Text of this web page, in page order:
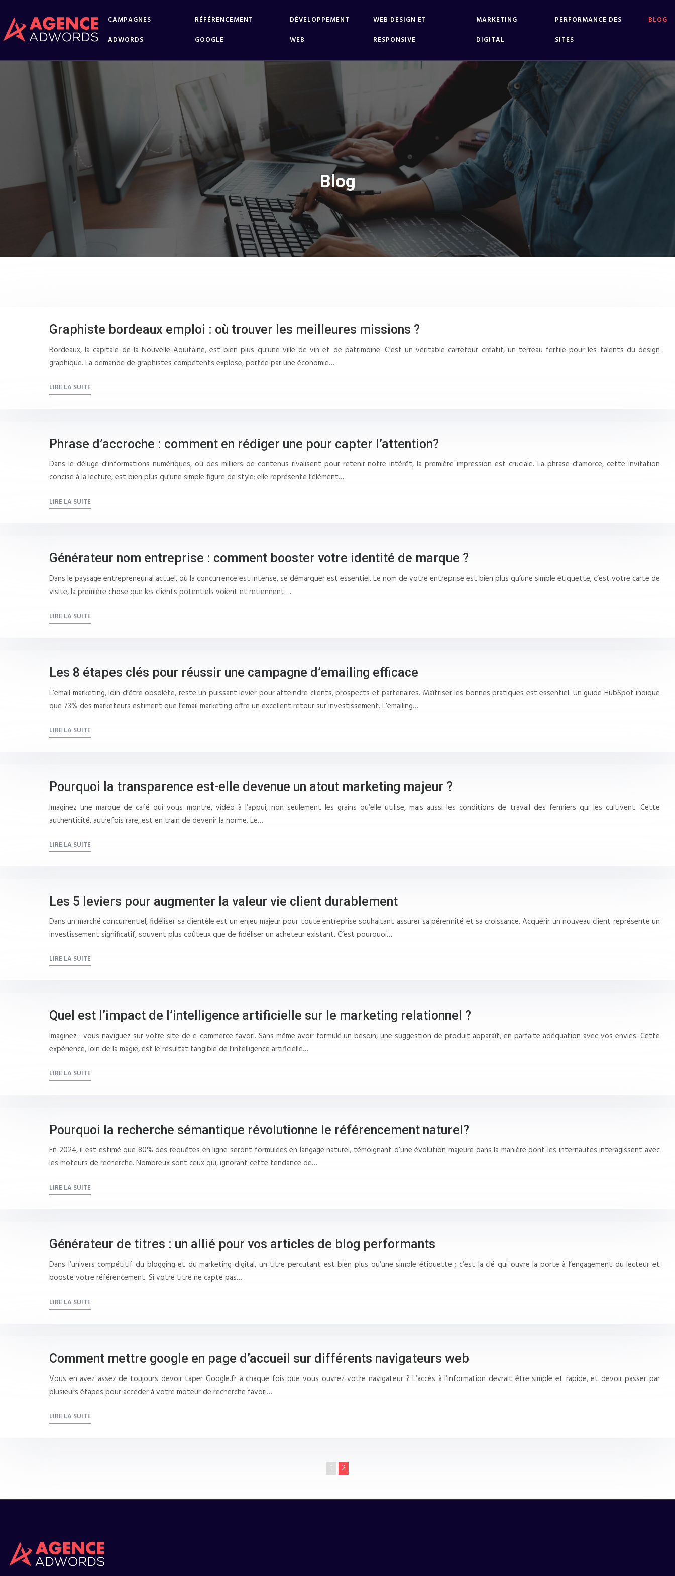
CAMPAGNES
ADWORDS
RÉFÉRENCEMENT
GOOGLE
DÉVELOPPEMENT
WEB
WEB DESIGN ET
RESPONSIVE
MARKETING
DIGITAL
PERFORMANCE DES
SITES
BLOG
Blog
Graphiste bordeaux emploi : où trouver les meilleures missions ?
Bordeaux, la capitale de la Nouvelle-Aquitaine, est bien plus qu’une ville de vin et de patrimoine. C’est un véritable carrefour créatif, un terreau fertile pour les talents du design
graphique. La demande de graphistes compétents explose, portée par une économie…
LIRE LA SUITE
Phrase d’accroche : comment en rédiger une pour capter l’attention?
Dans le déluge d’informations numériques, où des milliers de contenus rivalisent pour retenir notre intérêt, la première impression est cruciale. La phrase d’amorce, cette invitation
concise à la lecture, est bien plus qu’une simple figure de style; elle représente l’élément…
LIRE LA SUITE
Générateur nom entreprise : comment booster votre identité de marque ?
Dans le paysage entrepreneurial actuel, où la concurrence est intense, se démarquer est essentiel. Le nom de votre entreprise est bien plus qu’une simple étiquette; c’est votre carte de
visite, la première chose que les clients potentiels voient et retiennent….
LIRE LA SUITE
Les 8 étapes clés pour réussir une campagne d’emailing efficace
L’email marketing, loin d’être obsolète, reste un puissant levier pour atteindre clients, prospects et partenaires. Maîtriser les bonnes pratiques est essentiel. Un guide HubSpot indique
que 73% des marketeurs estiment que l’email marketing offre un excellent retour sur investissement. L’emailing…
LIRE LA SUITE
Pourquoi la transparence est-elle devenue un atout marketing majeur ?
Imaginez une marque de café qui vous montre, vidéo à l’appui, non seulement les grains qu’elle utilise, mais aussi les conditions de travail des fermiers qui les cultivent. Cette
authenticité, autrefois rare, est en train de devenir la norme. Le…
LIRE LA SUITE
Les 5 leviers pour augmenter la valeur vie client durablement
Dans un marché concurrentiel, fidéliser sa clientèle est un enjeu majeur pour toute entreprise souhaitant assurer sa pérennité et sa croissance. Acquérir un nouveau client représente un
investissement significatif, souvent plus coûteux que de fidéliser un acheteur existant. C’est pourquoi…
LIRE LA SUITE
Quel est l’impact de l’intelligence artificielle sur le marketing relationnel ?
Imaginez : vous naviguez sur votre site de e-commerce favori. Sans même avoir formulé un besoin, une suggestion de produit apparaît, en parfaite adéquation avec vos envies. Cette
expérience, loin de la magie, est le résultat tangible de l’intelligence artificielle…
LIRE LA SUITE
Pourquoi la recherche sémantique révolutionne le référencement naturel?
En 2024, il est estimé que 80% des requêtes en ligne seront formulées en langage naturel, témoignant d’une évolution majeure dans la manière dont les internautes interagissent avec
les moteurs de recherche. Nombreux sont ceux qui, ignorant cette tendance de…
LIRE LA SUITE
Générateur de titres : un allié pour vos articles de blog performants
Dans l’univers compétitif du blogging et du marketing digital, un titre percutant est bien plus qu’une simple étiquette ; c’est la clé qui ouvre la porte à l’engagement du lecteur et
booste votre référencement. Si votre titre ne capte pas…
LIRE LA SUITE
Comment mettre google en page d’accueil sur différents navigateurs web
Vous en avez assez de toujours devoir taper Google.fr à chaque fois que vous ouvrez votre navigateur ? L’accès à l’information devrait être simple et rapide, et devoir passer par
plusieurs étapes pour accéder à votre moteur de recherche favori…
LIRE LA SUITE
1 2